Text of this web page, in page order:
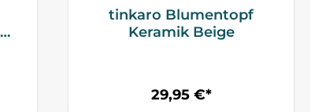
tinkaro Blumentopf
Keramik Beige
29,95 €*